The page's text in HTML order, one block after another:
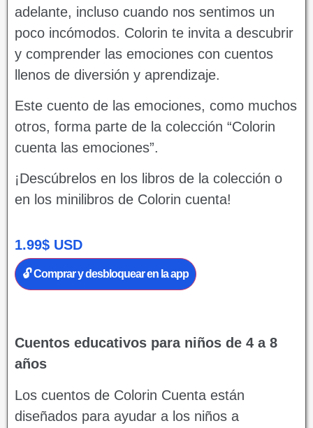
adelante, incluso cuando nos sentimos un
poco incómodos. Colorin te invita a descubrir
y comprender las emociones con cuentos
llenos de diversión y aprendizaje.
Este cuento de las emociones, como muchos
otros, forma parte de la colección “Colorin
cuenta las emociones”.
¡Descúbrelos en los libros de la colección o
en los minilibros de Colorin cuenta!
1.99$ USD
🔓 Comprar y desbloquear en la app
Cuentos educativos para niños de 4 a 8
años
Los cuentos de Colorin Cuenta están
diseñados para ayudar a los niños a